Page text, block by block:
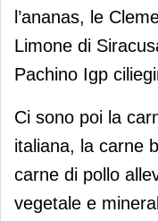
l’ananas, le
Limone di
Pachino Igp
Ci sono poi la
italiana, la carne
carne di pollo
vegetale e